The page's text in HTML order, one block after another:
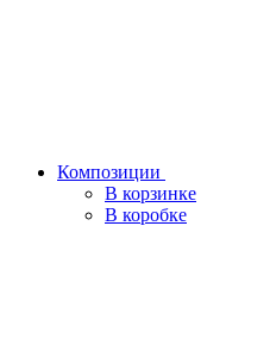
Композиции
В корзинке
В коробке